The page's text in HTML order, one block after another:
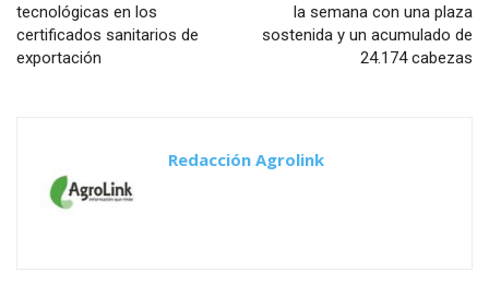
tecnológicas en los
certificados sanitarios de
exportación
la semana con una plaza
sostenida y un acumulado de
24.174 cabezas
Redacción Agrolink